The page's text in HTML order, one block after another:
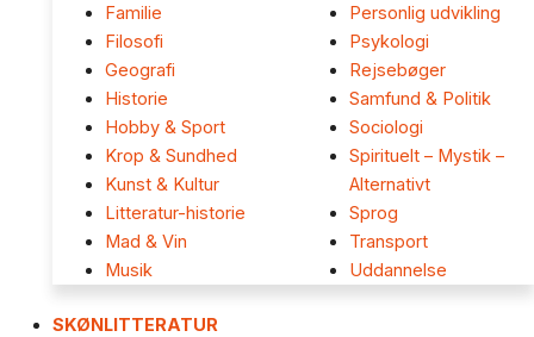
Familie
Filosofi
Geografi
Historie
Hobby & Sport
Krop & Sundhed
Kunst & Kultur
Litteratur-historie
Mad & Vin
Musik
Personlig udvikling
Psykologi
Rejsebøger
Samfund & Politik
Sociologi
Spirituelt – Mystik –
Alternativt
Sprog
Transport
Uddannelse
SKØNLITTERATUR